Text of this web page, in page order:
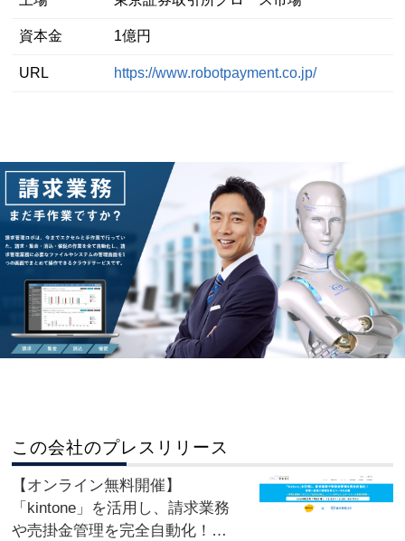
資本金 1億円
URL https://www.robotpayment.co.jp/
この会社のプレスリリース
【オンライン無料開催】
「kintone」を活用し、請求業務
や売掛金管理を完全自動化！営